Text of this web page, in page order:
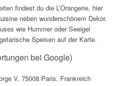
findest du die L’Orangerie, hier
neben wunderschönem Dekor.
wie Hummer oder Seeigel
Speisen auf der Karte.
bei Google)
V, 75008 Paris, Frankreich